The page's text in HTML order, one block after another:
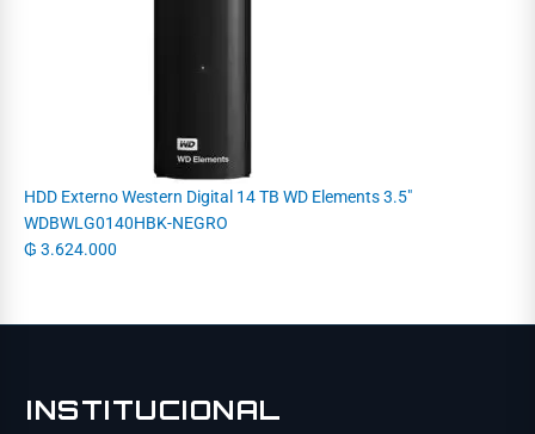
HDD Externo Western Digital 14 TB WD Elements 3.5"
WDBWLG0140HBK-NEGRO
₲ 3.624.000
INSTITUCIONAL